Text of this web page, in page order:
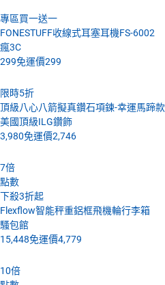
專區買一送一
FONESTUFF收線式耳塞耳機FS-6002
瘋3C
299免運價299
限時5折
頂級八心八箭擬真鑽石項鍊-幸運馬蹄款
美國頂級ILG鑽飾
3,980免運價2,746
7倍
點數
下殺3折起
Flexflow智能秤重鋁框飛機輪行李箱
騷包館
15,448免運價4,779
10倍